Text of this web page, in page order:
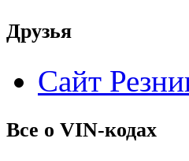
Друзья
Сайт
Все о VIN-кодах